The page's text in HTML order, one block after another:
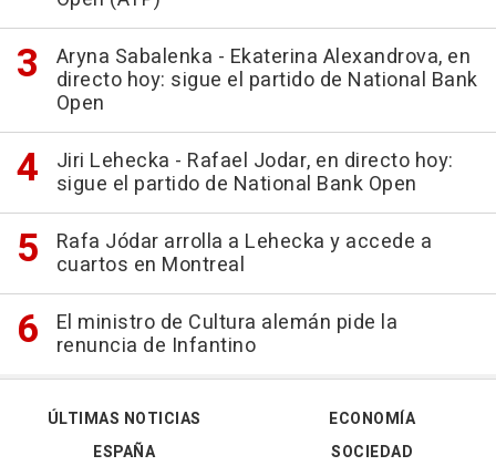
Aryna Sabalenka - Ekaterina Alexandrova, en
directo hoy: sigue el partido de National Bank
Open
Jiri Lehecka - Rafael Jodar, en directo hoy:
sigue el partido de National Bank Open
Rafa Jódar arrolla a Lehecka y accede a
cuartos en Montreal
El ministro de Cultura alemán pide la
renuncia de Infantino
ÚLTIMAS NOTICIAS
ESPAÑA
ECONOMÍA
SOCIEDAD